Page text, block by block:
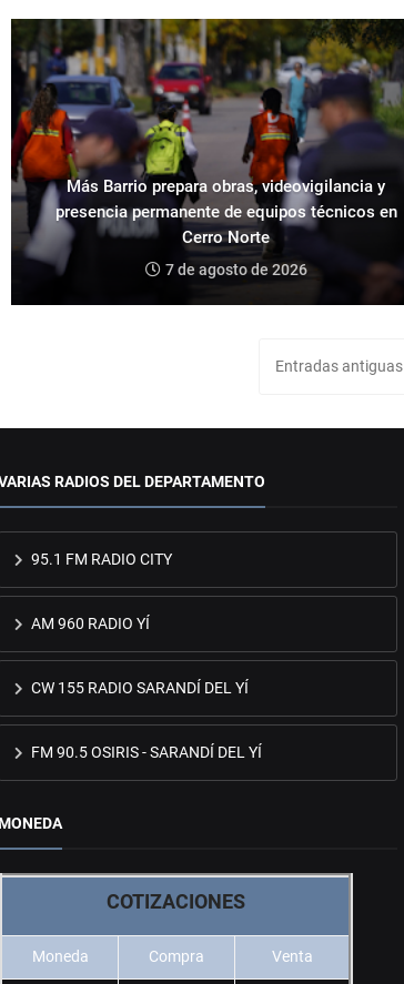
Más Barrio prepara obras, videovigilancia y
presencia permanente de equipos técnicos en
Cerro Norte
7 de agosto de 2026
Entradas antiguas
RADIOS DEL DEPARTAMENTO
95.1 FM RADIO CITY
AM 960 RADIO YÍ
CW 155 RADIO SARANDÍ DEL YÍ
FM 90.5 OSIRIS - SARANDÍ DEL YÍ
COTIZACIONES
Moneda Compra Venta